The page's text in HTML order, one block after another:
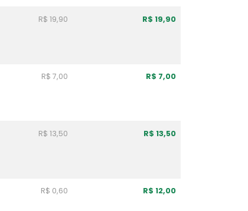
R$ 19,90 R$ 19,90
R$ 7,00 R$ 7,00
R$ 13,50 R$ 13,50
R$ 0,60 R$ 12,00